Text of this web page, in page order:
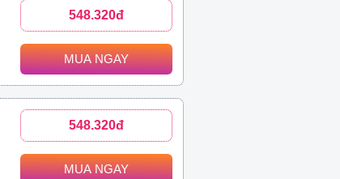
548.320đ
MUA NGAY
548.320đ
MUA NGAY